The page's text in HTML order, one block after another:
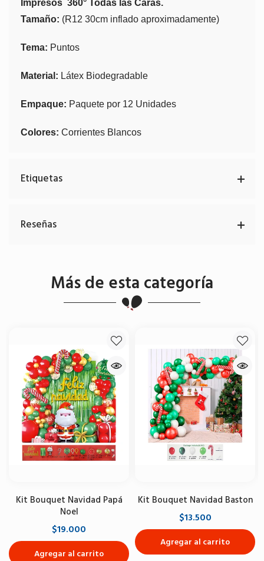
Impresos 360° Todas las Caras.
Tamaño: (R12 30cm inflado aproximadamente)
Tema: Puntos
Material: Látex Biodegradable
Empaque: Paquete por 12 Unidades
Colores: Corrientes Blancos
Etiquetas
Reseñas
Más de esta categoría
Kit Bouquet Navidad Papá
Noel
$19.000
Agregar al carrito
Kit Bouquet Navidad Baston
$13.500
Agregar al carrito